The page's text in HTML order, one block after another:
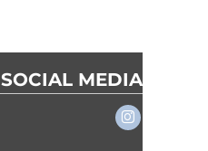
SOCIAL MEDIA